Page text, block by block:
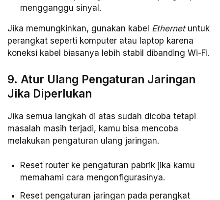
mengganggu sinyal.
Jika memungkinkan, gunakan kabel Ethernetuntuk
perangkat seperti komputer atau laptop karena
koneksi kabel biasanya lebih stabil dibanding Wi-Fi.
9. Atur Ulang Pengaturan Jaringan
Jika Diperlukan
Jika semua langkah di atas sudah dicoba tetapi
masalah masih terjadi, kamu bisa mencoba
melakukan pengaturan ulang jaringan.
Reset router ke pengaturan pabrik jika kamu
memahami cara mengonfigurasinya.
Reset pengaturan jaringan pada perangkat